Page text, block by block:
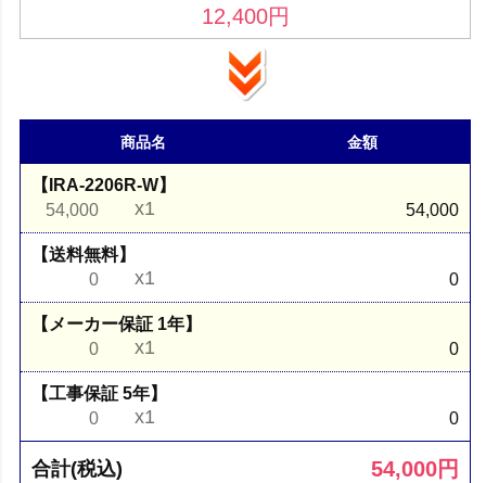
12,400円
商品名 金額
【IRA-2206R-W】
54,000
x1 54,000
【送料無料】
0
x1 0
【メーカー保証 1年】
0
x1 0
【工事保証 5年】
0
x1 0
合計(税込) 54,000円